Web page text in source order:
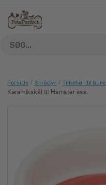
indhold
Forside / Smådyr / Tilbehør til bure
Keramikskål til Hamster ass.